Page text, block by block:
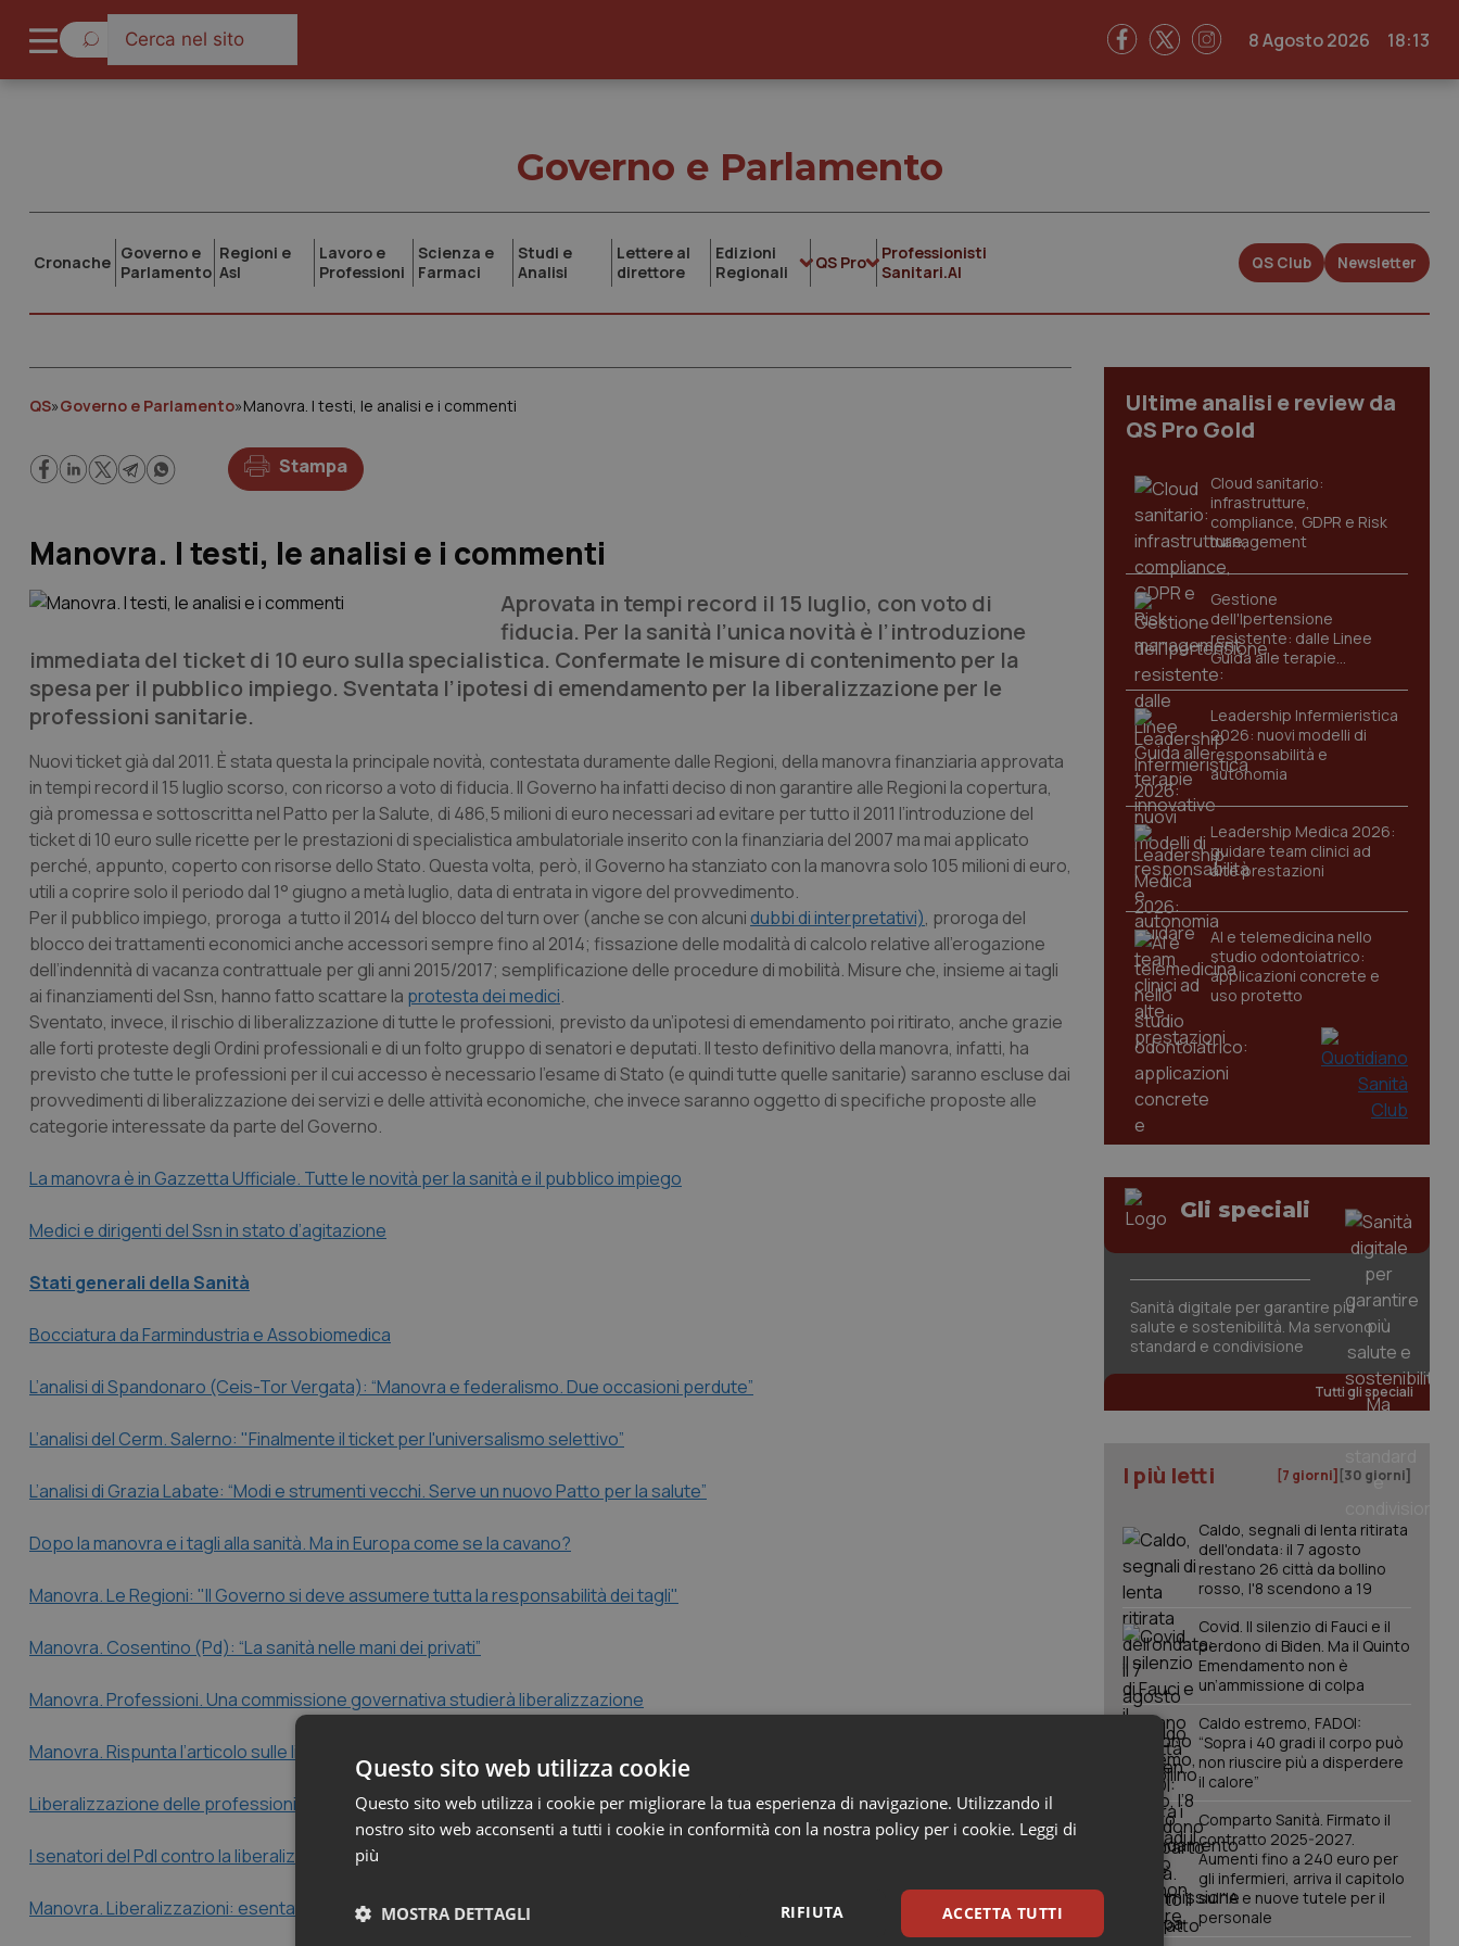
8 Agosto 2026 18:13
Governo e Parlamento
Cronache Governo e
Parlamento
Regioni e
Asl
Lavoro e
Professioni
Scienza e
Farmaci
Studi e
Analisi
Lettere al
direttore
Edizioni
Regionali
QS Pro
Professionisti
Sanitari.AI
QS Club Newsletter
QS»Governo e Parlamento»Manovra. I testi, le analisi e i commenti
Stampa
Manovra. I testi, le analisi e i commenti
Aprovata in tempi record il 15 luglio, con voto di
fiducia. Per la sanità l’unica novità è l’introduzione
immediata del ticket di 10 euro sulla specialistica. Confermate le misure di contenimento per la
spesa per il pubblico impiego. Sventata l’ipotesi di emendamento per la liberalizzazione per le
professioni sanitarie.
Nuovi ticket già dal 2011. È stata questa la principale novità, contestata duramente dalle Regioni, della manovra finanziaria approvata
in tempi record il 15 luglio scorso, con ricorso a voto di fiducia. Il Governo ha infatti deciso di non garantire alle Regioni la copertura,
già promessa e sottoscritta nel Patto per la Salute, di 486,5 milioni di euro necessari ad evitare per tutto il 2011 l’introduzione del
ticket di 10 euro sulle ricette per le prestazioni di specialistica ambulatoriale inserito con la finanziaria del 2007 ma mai applicato
perché, appunto, coperto con risorse dello Stato. Questa volta, però, il Governo ha stanziato con la manovra solo 105 milioni di euro,
utili a coprire solo il periodo dal 1° giugno a metà luglio, data di entrata in vigore del provvedimento.
Per il pubblico impiego, proroga a tutto il 2014 del blocco del turn over (anche se con alcuni dubbi di interpretativi), proroga del
blocco dei trattamenti economici anche accessori sempre fino al 2014; fissazione delle modalità di calcolo relative all’erogazione
dell’indennità di vacanza contrattuale per gli anni 2015/2017; semplificazione delle procedure di mobilità. Misure che, insieme ai tagli
ai finanziamenti del Ssn, hanno fatto scattare la protesta dei medici.
Sventato, invece, il rischio di liberalizzazione di tutte le professioni, previsto da un’ipotesi di emendamento poi ritirato, anche grazie
alle forti proteste degli Ordini professionali e di un folto gruppo di senatori e deputati. Il testo definitivo della manovra, infatti, ha
previsto che tutte le professioni per il cui accesso è necessario l’esame di Stato (e quindi tutte quelle sanitarie) saranno escluse dai
provvedimenti di liberalizzazione dei servizi e delle attività economiche, che invece saranno oggetto di specifiche proposte alle
categorie interessate da parte del Governo.
La manovra è in Gazzetta Ufficiale. Tutte le novità per la sanità e il pubblico impiego
Medici e dirigenti del Ssn in stato d’agitazione
Stati generali della Sanità
Bocciatura da Farmindustria e Assobiomedica
L’analisi di Spandonaro (Ceis-Tor Vergata): “Manovra e federalismo. Due occasioni perdute”
L’analisi del Cerm. Salerno: "Finalmente il ticket per l'universalismo selettivo”
L’analisi di Grazia Labate: “Modi e strumenti vecchi. Serve un nuovo Patto per la salute”
Dopo la manovra e i tagli alla sanità. Ma in Europa come se la cavano?
Manovra. Le Regioni: "Il Governo si deve assumere tutta la responsabilità dei tagli"
Manovra. Cosentino (Pd): “La sanità nelle mani dei privati”
Manovra. Professioni. Una commissione governativa studierà liberalizzazione
Manovra. Rispunta l’articolo sulle liberalizzazioni. Via tutte le restrizioni, nessuno escluso
Liberalizzazione delle professioni. La rivolta degli Ordini
I senatori del Pdl contro la liberalizzazione delle professioni
Manovra. Liberalizzazioni: esentate le professioni sanitarie
Ultime analisi e review da
QS Pro Gold
Cloud sanitario:
infrastrutture,
compliance, GDPR e Risk
management
Gestione
dell'Ipertensione
resistente: dalle Linee
Guida alle terapie
innovative
Leadership Infermieristica
2026: nuovi modelli di
responsabilità e
autonomia
Leadership Medica 2026:
guidare team clinici ad
alte prestazioni
AI e telemedicina nello
studio odontoiatrico:
applicazioni concrete e
uso protetto
Gli speciali
Sanità digitale per garantire più
salute e sostenibilità. Ma servono
standard e condivisione
Tutti gli speciali
I più letti [7 giorni] [30 giorni]
Caldo, segnali di lenta ritirata
dell'ondata: il 7 agosto
restano 26 città da bollino
rosso, l'8 scendono a 19
Covid. Il silenzio di Fauci e il
perdono di Biden. Ma il Quinto
Emendamento non è
un’ammissione di colpa
Caldo estremo, FADOI:
“Sopra i 40 gradi il corpo può
non riuscire più a disperdere
il calore”
Comparto Sanità. Firmato il
contratto 2025-2027.
Aumenti fino a 240 euro per
gli infermieri, arriva il capitolo
sull'IA e nuove tutele per il
personale
Questo sito web utilizza cookie
Questo sito web utilizza i cookie per migliorare la tua esperienza di navigazione. Utilizzando il
nostro sito web acconsenti a tutti i cookie in conformità con la nostra policy per i cookie. Leggi di
più
ACCETTA TUTTI
RIFIUTA
MOSTRA DETTAGLI